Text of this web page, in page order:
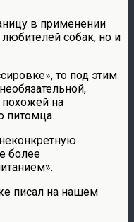
в применении
собак, но и
то под этим
на
питомца.
более
писал на нашем